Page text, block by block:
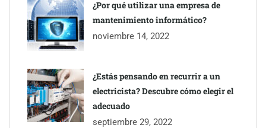
¿Por qué utilizar una empresa de
mantenimiento informático?
noviembre 14, 2022
¿Estás pensando en recurrir a un
electricista? Descubre cómo elegir el
adecuado
septiembre 29, 2022